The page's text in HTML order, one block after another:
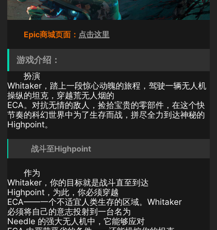
Epic商城页面： 点击这里
游戏介绍：
扮演
Whitaker，踏上一段惊心动魄的旅程，驾驶一辆无人机
操纵的坦克，穿越荒无人烟的
ECA。对抗无情的敌人，捡拾宝贵的零部件，在这个快
节奏的科幻世界中为了生存而战，拼尽全力到达神秘的
Highpoint。
战斗至Highpoint
作为
Whitaker，你的目标就是战斗直至到达
Highpoint，为此，你必须穿越
ECA——一个不适宜人类生存的区域。Whitaker
必须将自己的意志投射到一台名为
Needle 的强大无人机中，它能够应对